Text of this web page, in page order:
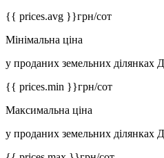
{{ prices.avg }}грн/сот
Мінімальна ціна
у проданих земельних ділянках
{{ prices.min }}грн/сот
Максимальна ціна
у проданих земельних ділянках